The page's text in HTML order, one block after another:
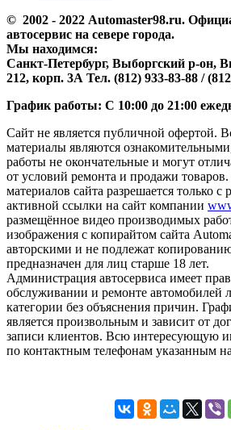
© 2002 - 2022 Аutomaster98.ru.
автосервис на севере города.
Мы находимся:
Санкт-Петербург, Выборгский р-он,
212, корп. 3А Тел. (812) 933-83-88 /
График работы: С 10:00 до 21:00
Сайт не является публичной офертой.
материалы являются
работы не окончательные и могут
от условий ремонта и продажи
материалов сайта разрешается только
активной ссылки на сайт компании
размещённое видео производимых
изображения с копирайтом сайта
авторскими и не подлежат
предназначен для лиц старше 18 лет.
Администрация автосервиса имеет
обслуживании и ремонте автомобилей
категории без объяснения причин.
является произвольным и зависит от
записи клиентов. Всю интересующую
по контактным телефонам указанным